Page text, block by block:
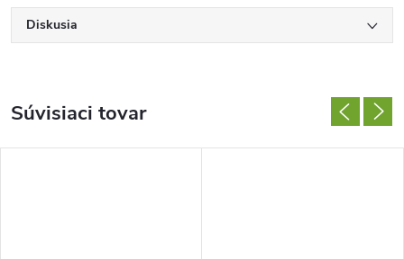
Diskusia
Súvisiaci tovar